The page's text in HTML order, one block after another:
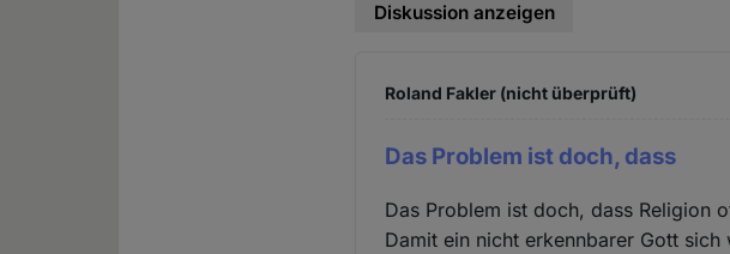
Diskussion anzeigen
Roland Fakler (nicht überprüft)
Das Problem ist doch, dass
Das Problem ist doch, dass Religion
Damit ein nicht erkennbarer Gott